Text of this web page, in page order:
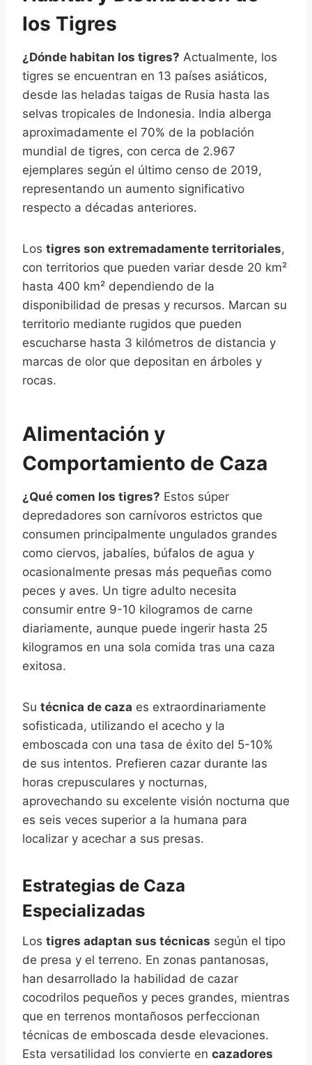
los Tigres
¿Dónde habitan los tigres? Actualmente, los
tigres se encuentran en 13 países asiáticos,
desde las heladas taigas de Rusia hasta las
selvas tropicales de Indonesia. India alberga
aproximadamente el 70% de la población
mundial de tigres, con cerca de 2.967
ejemplares según el último censo de 2019,
representando un aumento significativo
respecto a décadas anteriores.
Los tigres son extremadamente territoriales,
con territorios que pueden variar desde 20 km²
hasta 400 km² dependiendo de la
disponibilidad de presas y recursos. Marcan su
territorio mediante rugidos que pueden
escucharse hasta 3 kilómetros de distancia y
marcas de olor que depositan en árboles y
rocas.
Alimentación y
Comportamiento de Caza
¿Qué comen los tigres? Estos súper
depredadores son carnívoros estrictos que
consumen principalmente ungulados grandes
como ciervos, jabalíes, búfalos de agua y
ocasionalmente presas más pequeñas como
peces y aves. Un tigre adulto necesita
consumir entre 9-10 kilogramos de carne
diariamente, aunque puede ingerir hasta 25
kilogramos en una sola comida tras una caza
exitosa.
Su técnica de caza es extraordinariamente
sofisticada, utilizando el acecho y la
emboscada con una tasa de éxito del 5-10%
de sus intentos. Prefieren cazar durante las
horas crepusculares y nocturnas,
aprovechando su excelente visión nocturna que
es seis veces superior a la humana para
localizar y acechar a sus presas.
Estrategias de Caza
Especializadas
Los tigres adaptan sus técnicas según el tipo
de presa y el terreno. En zonas pantanosas,
han desarrollado la habilidad de cazar
cocodrilos pequeños y peces grandes, mientras
que en terrenos montañosos perfeccionan
técnicas de emboscada desde elevaciones.
Esta versatilidad los convierte en cazadores